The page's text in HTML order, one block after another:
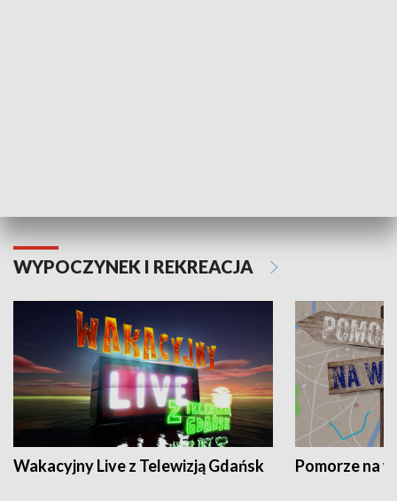
WYPOCZYNEK I REKREACJA
Wakacyjny Live z Telewizją Gdańsk Pomorze na